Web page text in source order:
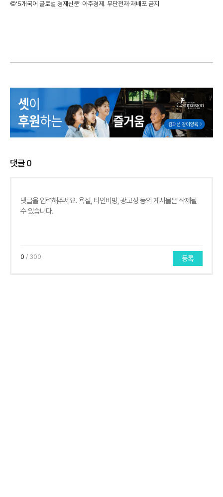
©'5개국어 글로벌 경제신문' 아주경제. 무단전재·재배포 금지
댓글0
0 / 300 등록